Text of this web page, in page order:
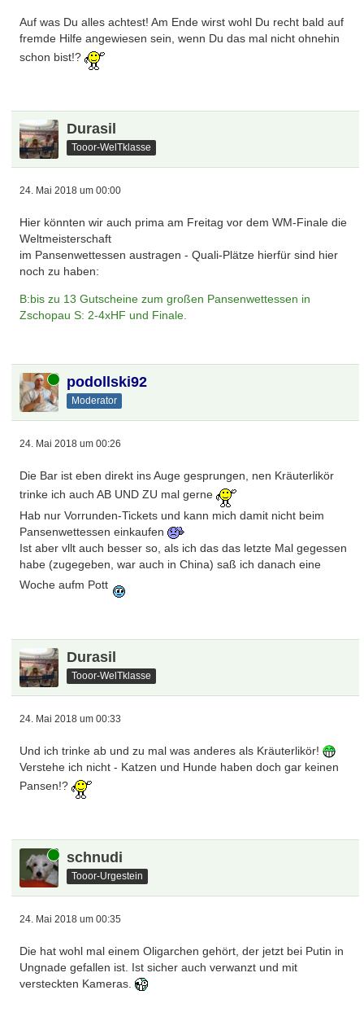
Auf was Du alles achtest! Am Ende wirst wohl Du recht bald auf
fremde Hilfe angewiesen sein, wenn Du das mal nicht ohnehin
schon bist!?
Durasil
Tooor-WelTklasse
24. Mai 2018 um 00:00
Hier könnten wir auch prima am Freitag vor dem WM-Finale die
Weltmeisterschaft
im Pansenwettessen austragen - Quali-Plätze hierfür sind hier
noch zu haben:
B:bis zu 13 Gutscheine zum großen Pansenwettessen in
Zschopau S: 2-4xHF und Finale.
Online podollski92
Moderator
24. Mai 2018 um 00:26
Die Bar ist eben direkt ins Auge gesprungen, nen Kräuterlikör
trinke ich auch AB UND ZU mal gerne
Hab nur Vorrunden-Tickets und kann mich damit nicht beim
Pansenwettessen einkaufen
Ist aber vllt auch besser so, als ich das das letzte Mal gegessen
habe (zugegeben, war auch in China) saß ich danach eine
Woche aufm Pott
Durasil
Tooor-WelTklasse
24. Mai 2018 um 00:33
Und ich trinke ab und zu mal was anderes als Kräuterlikör!
Verstehe ich nicht - Katzen und Hunde haben doch gar keinen
Pansen!?
Online schnudi
Tooor-Urgestein
24. Mai 2018 um 00:35
Die hat wohl mal einem Oligarchen gehört, der jetzt bei Putin in
Ungnade gefallen ist. Ist sicher auch verwanzt und mit
versteckten Kameras.